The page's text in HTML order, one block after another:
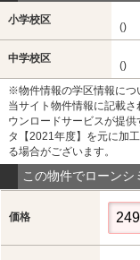
小学校区
()
中学校区
()
※物件情報の学区情報につ
当サイト物件情報に記載
ウンロードサービスが提
タ【2021年度】を元に加
る場合がございます。
この物件でローンシ
価格